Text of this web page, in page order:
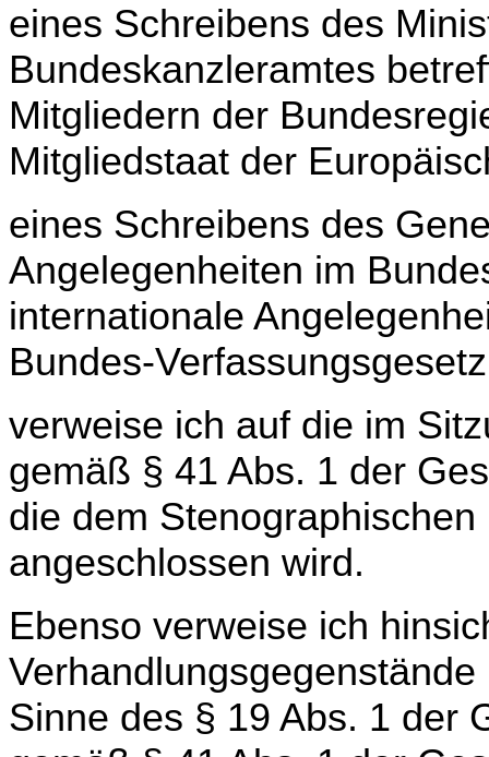
eines Schreibens des
Bundeskanzleramtes
Mitgliedern der
Mitgliedstaat der
eines Schreibens des
Angelegenheiten im
internationale
Bundes-Verfassungsgesetz
verweise ich auf die im
gemäß § 41 Abs. 1 der
die dem
angeschlossen wird.
Ebenso verweise ich
Sinne des § 19 Abs. 1 der